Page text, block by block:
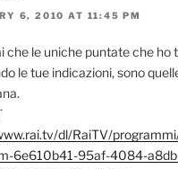
6, 2010 AT 11:45 PM
che le uniche puntate che ho
le tue indicazioni, sono
dl/RaiTV/
6e610b41-95af-4084-